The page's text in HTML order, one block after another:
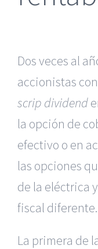
Dos veces al
accionistas
scrip dividend
la opción de
efectivo o en
las opciones
de la eléctrica
fiscal diferente.
La primera de